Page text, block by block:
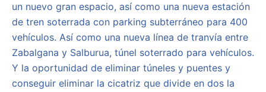
un nuevo gran espacio, así como una nueva estación
de tren soterrada con parking subterráneo para 400
vehículos. Así como una nueva línea de tranvía entre
Zabalgana y Salburua, túnel soterrado para vehículos.
Y la oportunidad de eliminar túneles y puentes y
conseguir eliminar la cicatriz que divide en dos la